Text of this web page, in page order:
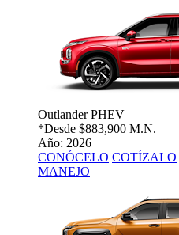
Outlander PHEV
*Desde $883,900 M.N.
Año: 2026
CONÓCELO COTÍZALO
MANEJO